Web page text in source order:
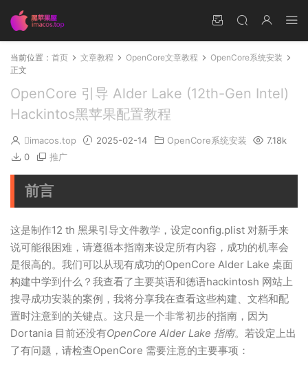
当前位置： 首页 文章教程 OpenCore文章教程
OpenCore系统安装
正文
OpenCore 引导 Alder Lake (12th-Gen Intel)
Hackintos黑苹果配置教程
imacos.top 2025-02-14 OpenCore系统安装
7.18k
0
推广
前言
这是制作12 th 黑果引导文件教学，设定config.plist 对新手来
说可能很困难，请遵循本指南来设定所有内容，成功的机率会
是很高的。我们可以从现有成功的OpenCore Alder Lake 桌面
构建中学到什么？我查看了主要英语和德语hackintosh 网站上
搜寻成功安装的案例，我将分享我在查看这些构建、文档和配
置时注意到的关键点。这只是一个非常初步的指南，因为
Dortania 目前还没有OpenCore Alder Lake 指南。若设定上出
了有问题，请检查OpenCore 需要注意的主要事项：